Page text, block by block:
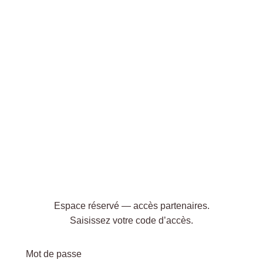
Espace réservé — accès partenaires.
Saisissez votre code d’accès.
Mot de passe